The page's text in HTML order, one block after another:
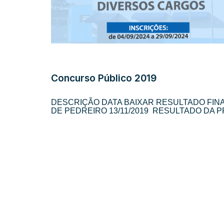
Concurso Público 2019
DESCRIÇÃO DATA BAIXAR RESULTADO
DE PEDREIRO 13/11/2019 ​ RESULTADO DA